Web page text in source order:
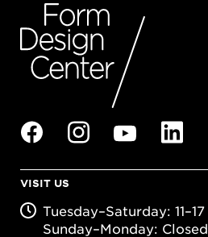
VISIT US
Tuesday–Saturday: 11–17
Sunday–Monday: Closed